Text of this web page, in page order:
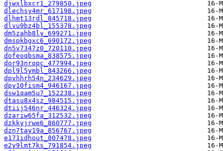
djwxlbxcr1_279850.jpeg
dlechsy4mr_617198.jpeg
dlhmt13rdl_845718.jpeg
dlvu9bz4bl_155378.jpeg
dm5zahb8ly_699271.jpeg
dmspkbgxc6_690172.jpeg
dn5v7347z0_720110.jpeg
dofeoqbsma_838575.jpeg
dor93nropc_477994.jpeg
dpl9l5ymbl_843266.jpeg
dpvhhrh54n_234629.jpeg
dpy10fism4_946167.jpeg
dsw1qam5u7_152238.jpeg
dtasu8x4sz_984515.jpeg
dtiij546nr_446324.jpeg
dzariw65fa_312532.jpeg
dzkkyjrwe6_860777.jpeg
dzn7tay19a_856767.jpeg
e171idhout_807478.jpeg
e2y9lmt7ks_791854.jpeg